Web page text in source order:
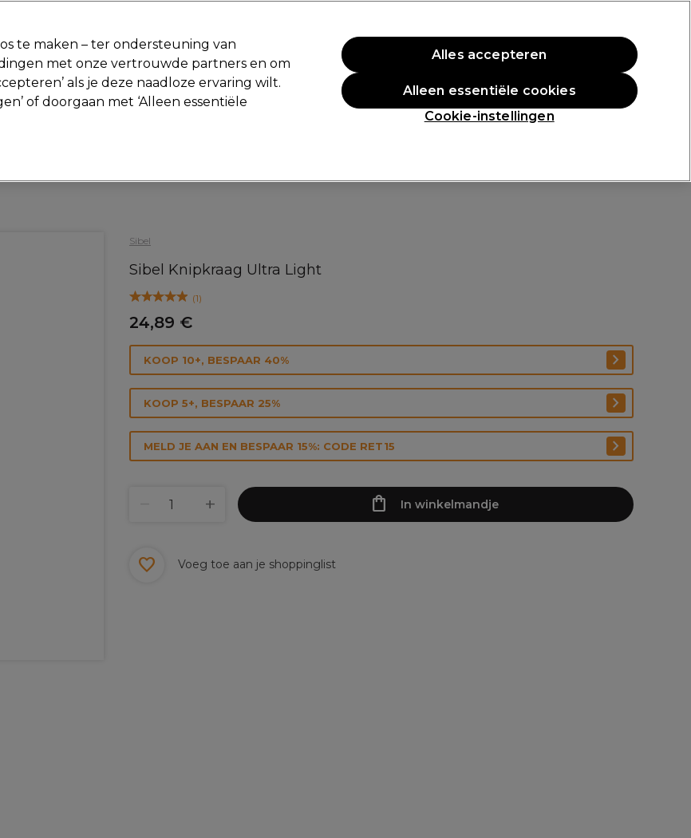
Aanmelden
Salon interieur Mannen Vegan Nieuwe producten Professionele Awards
Sibel
Sibel Knipkraag Ultra Light
(1)
24,89 €
KOOP 10+, BESPAAR 40%
KOOP 5+, BESPAAR 25%
MELD JE AAN EN BESPAAR 15%: CODE RET15
In winkelmandje
Voeg toe aan je shoppinglist
te maken – ter ondersteuning van
met onze vertrouwde partners en om
als je deze naadloze ervaring wilt.
of doorgaan met ‘Alleen essentiële
Cookie-instellingen
Alleen essentiële cookies
Alles accepteren